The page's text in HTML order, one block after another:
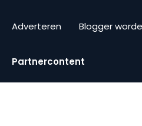
Adverteren Blogger
Partnercontent